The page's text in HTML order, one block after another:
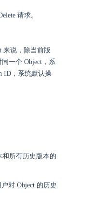
请求。
来说，除当前版
一个 Object，系
ID，系统默认操
和所有历史版本的
对 Object 的历史